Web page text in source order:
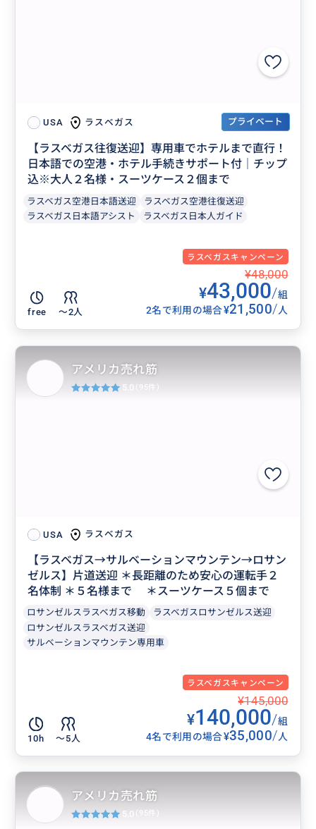
USA ラスベガス プライベート
【ラスベガス往復送迎】専用車でホテルまで直行！
日本語での空港・ホテル手続きサポート付｜チップ
込※大人２名様・スーツケース２個まで
ラスベガス空港日本語送迎
ラスベガス空港往復送迎
ラスベガス日本語アシスト
ラスベガス日本人ガイド
ラスベガスキャンペーン
free 〜2人
¥48,000
¥43,000/組
2名で利用の場合¥21,500/人
USA ラスベガス
【ラスベガス→サルベーションマウンテン→ロサン
ゼルス】片道送迎 ＊長距離のため安心の運転手２
名体制 ＊５名様まで ＊スーツケース５個まで
ロサンゼルスラスベガス移動
ラスベガスロサンゼルス送迎
ロサンゼルスラスベガス送迎
サルベーションマウンテン専用車
ラスベガスキャンペーン
10h 〜5人
¥145,000
¥140,000/組
4名で利用の場合¥35,000/人
アメリカ売れ筋
5.0 (95件)
アメリカ売れ筋
5.0 (95件)